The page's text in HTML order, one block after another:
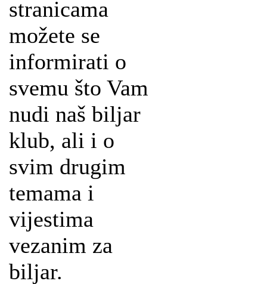
stranicama
možete se
informirati o
svemu što Vam
nudi naš biljar
klub, ali i o
svim drugim
temama i
vijestima
vezanim za
biljar.